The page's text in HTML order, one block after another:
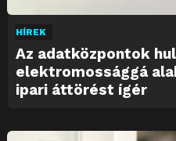
HÍREK
Az adatközpontok
elektromossággá
ipari áttörést ígér